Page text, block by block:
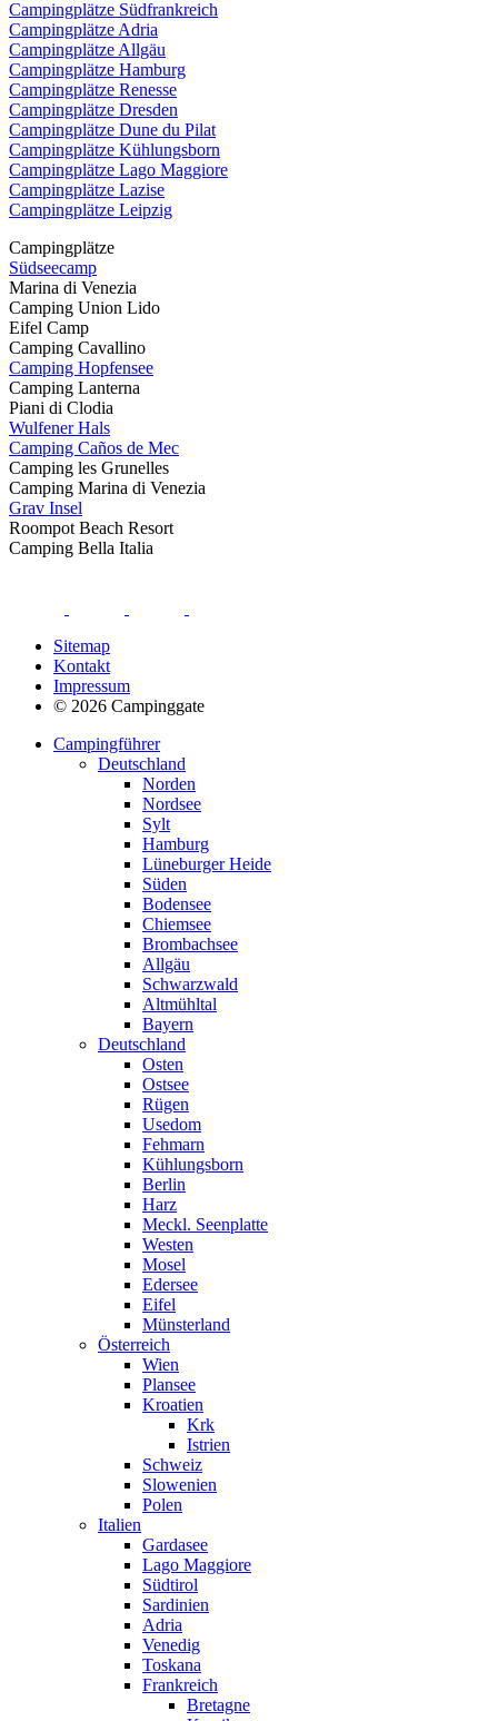
Campingplätze Südfrankreich
Campingplätze Adria
Campingplätze Allgäu
Campingplätze Hamburg
Campingplätze Renesse
Campingplätze Dresden
Campingplätze Dune du Pilat
Campingplätze Kühlungsborn
Campingplätze Lago Maggiore
Campingplätze Lazise
Campingplätze Leipzig
Campingplätze
Südseecamp
Marina di Venezia
Camping Union Lido
Eifel Camp
Camping Cavallino
Camping Hopfensee
Camping Lanterna
Piani di Clodia
Wulfener Hals
Camping Caños de Mec
Camping les Grunelles
Camping Marina di Venezia
Grav Insel
Roompot Beach Resort
Camping Bella Italia
Sitemap
Kontakt
Impressum
© 2026 Campinggate
Campingführer
Deutschland
Norden
Nordsee
Sylt
Hamburg
Lüneburger Heide
Süden
Bodensee
Chiemsee
Brombachsee
Allgäu
Schwarzwald
Altmühltal
Bayern
Deutschland
Osten
Ostsee
Rügen
Usedom
Fehmarn
Kühlungsborn
Berlin
Harz
Meckl. Seenplatte
Westen
Mosel
Edersee
Eifel
Münsterland
Österreich
Wien
Plansee
Kroatien
Krk
Istrien
Schweiz
Slowenien
Polen
Italien
Gardasee
Lago Maggiore
Südtirol
Sardinien
Adria
Venedig
Toskana
Frankreich
Bretagne